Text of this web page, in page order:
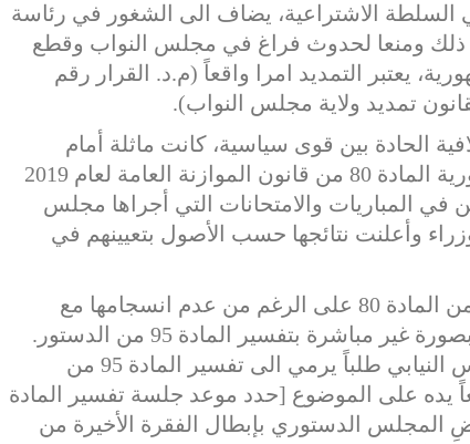
السلطة الاشتراعية، يضاف الى الشغور في رئاسة
ذلك ومنعا لحدوث فراغ في مجلس النواب وقطع
يعتبر التمديد امرا واقعاً (م.د. القرار رقم
الحادة بين قوى سياسية، كانت ماثلة أمام
المجلس الدستوري عندما نظر في دستورية المادة 80 من قانون الموازنة العامة لعام 2019
المباريات والامتحانات التي أجراها مجلس
وأعلنت نتائجها حسب الأصول بتعيينهم في
حيث قضى المجلس بأن الفقرة الأخيرة من المادة 80 على الرغم من عدم انسجامها مع
الدستور تثير موضوعاً شائكاً مرتبطاً ولو بصورة غير مباشرة بتفسير المادة 95 من الدستور.
وأن رئيس الجمهورية أرسل الى المجلس النيابي طلباً يرمي الى تفسير المادة 95 من
يده على الموضوع [حدد موعد جلسة تفسير المادة
لذلك لم يقضِ المجلس الدستوري بإبطال الفقرة الأخيرة من